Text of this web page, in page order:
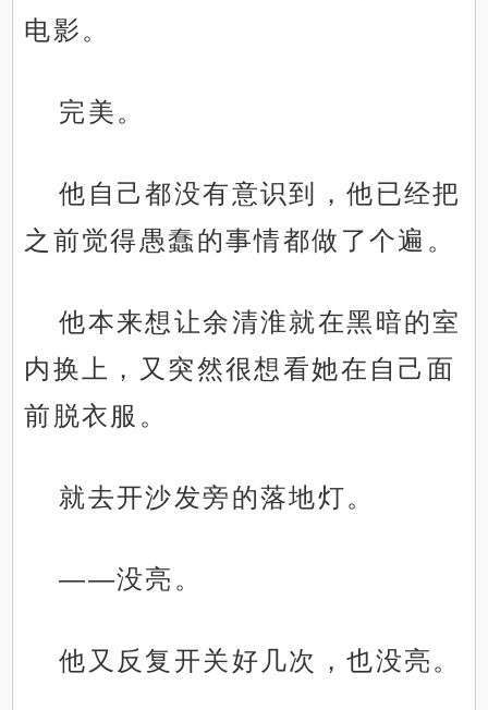
电影。
完美。
他自己都没有意识到，他已经把
之前觉得愚蠢的事情都做了个遍。
他本来想让余清淮就在黑暗的室
内换上，又突然很想看她在自己面
前脱衣服。
就去开沙发旁的落地灯。
——没亮。
他又反复开关好几次，也没亮。